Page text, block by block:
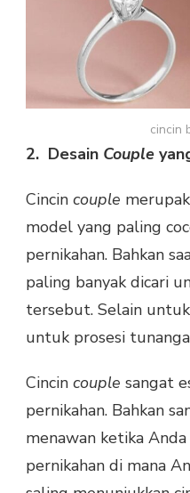
cincin
2. Desain Couple
Cincin couple
model yang paling
pernikahan. Bahkan
paling banyak dicari
tersebut. Selain
untuk prosesi
Cincin couple sangat
pernikahan. Bahkan
menawan ketika
pernikahan di mana